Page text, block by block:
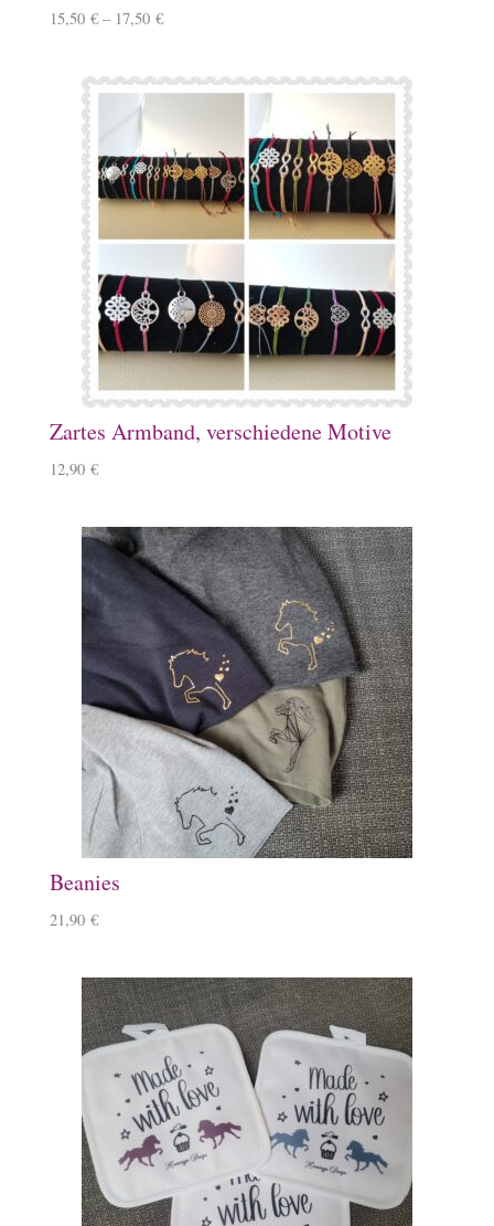
15,50 € – 17,50 €
Zartes Armband, verschiedene Motive
12,90 €
Beanies
21,90 €